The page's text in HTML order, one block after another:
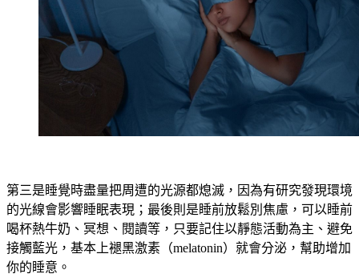
第三是睡覺時盡量把周遭的光源都熄滅，因為有研究發現環境
的光線會影響睡眠表現；最後則是睡前放鬆別焦慮，可以睡前
喝杯熱牛奶、冥想、閱讀等，只要記住以靜態活動為主、避免
接觸藍光，基本上褪黑激素（melatonin）就會分泌，幫助增加